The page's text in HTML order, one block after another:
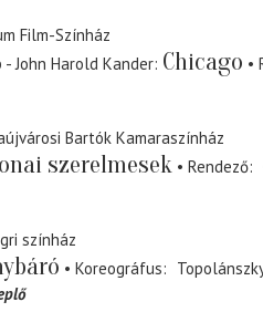
Film-Színház
- John Harold Kander Chicago
Bartók Kamaraszínház
szerelmesek Rendező
színház
Koreográfus